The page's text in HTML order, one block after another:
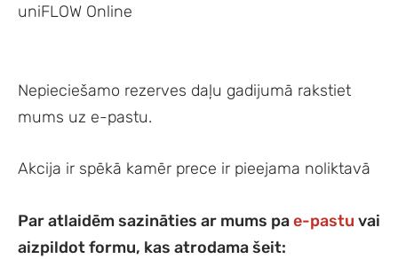
uniFLOW Online
Nepieciešamo rezerves daļu gadijumā rakstiet
mums uz e-pastu.
Akcija ir spēkā kamēr prece ir pieejama noliktavā
Par atlaidēm sazināties ar mums pae-pastu vai
aizpildot formu, kas atrodama šeit: